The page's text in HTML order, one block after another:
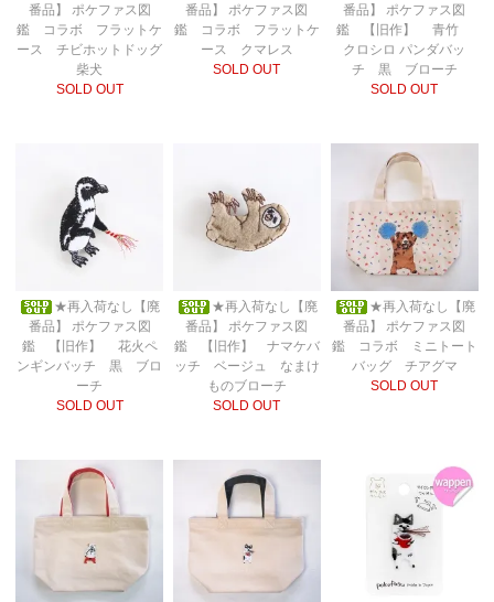
番品】 ポケファス図
鑑 コラボ フラットケ
ース チビホットドッグ
柴犬
SOLD OUT
番品】 ポケファス図
鑑 コラボ フラットケ
ース クマレス
SOLD OUT
番品】 ポケファス図
鑑 【旧作】 青竹
クロシロ パンダバッ
チ 黒 ブローチ
SOLD OUT
★再入荷なし【廃
番品】 ポケファス図
鑑 【旧作】 花火ペ
ンギンバッチ 黒 ブロ
ーチ
SOLD OUT
★再入荷なし【廃
番品】 ポケファス図
鑑 【旧作】 ナマケバ
ッチ ベージュ なまけ
ものブローチ
SOLD OUT
★再入荷なし【廃
番品】 ポケファス図
鑑 コラボ ミニトート
バッグ チアグマ
SOLD OUT